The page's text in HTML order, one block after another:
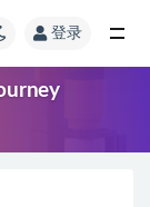
登录